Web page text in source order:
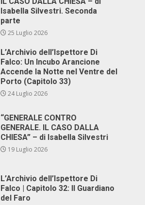
Isabella Silvestri. Seconda
parte
25 Luglio 2026
L’Archivio dell’Ispettore Di
Falco: Un Incubo Arancione
Accende la Notte nel Ventre del
Porto (Capitolo 33)
24 Luglio 2026
“GENERALE CONTRO
GENERALE. IL CASO DALLA
CHIESA” – di Isabella Silvestri
19 Luglio 2026
L’Archivio dell’Ispettore Di
Falco | Capitolo 32: Il Guardiano
del Faro